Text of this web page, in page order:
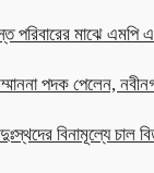
পরিবারের মাঝে এমপি
পদক পেলেন,
বিনামূল্যে চাল